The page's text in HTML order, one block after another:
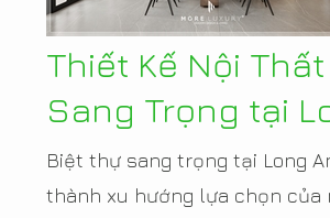
Thiết Kế Nội
Sang Trọng tại
Biệt thự sang trọng tại Long
thành xu hướng lựa chọn của